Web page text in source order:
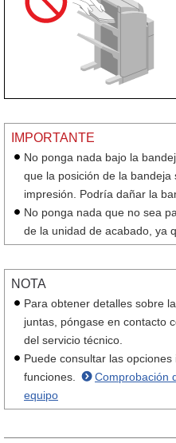
IMPORTANTE
No ponga nada bajo la
que la posición de la
impresión. Podría dañar la
No ponga nada que no sea
de la unidad de acabado, ya
NOTA
Para obtener detalles sobre
juntas, póngase en contacto
del servicio técnico.
Puede consultar las
funciones.
Comprobación
equipo